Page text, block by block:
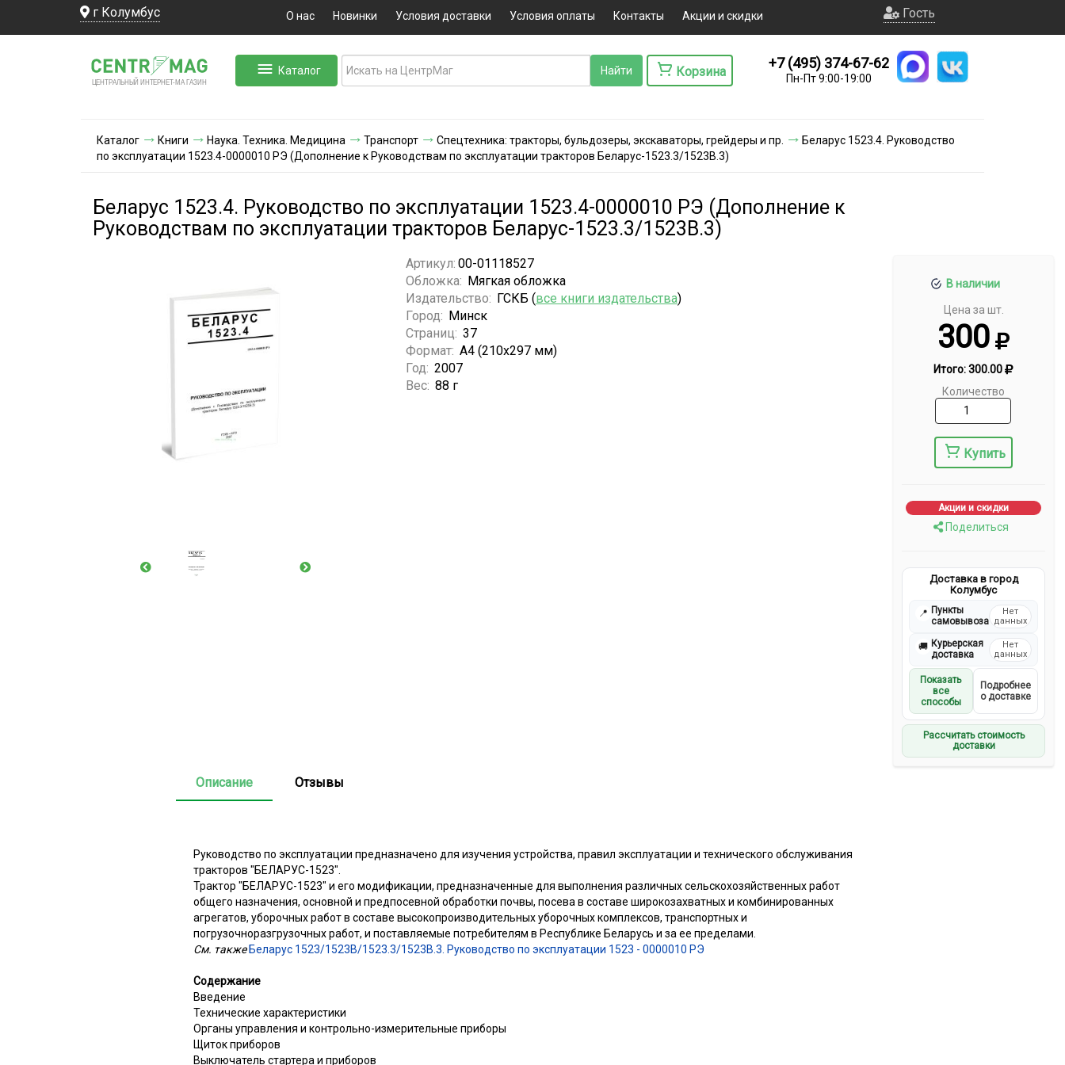
г Колумбус О нас Новинки Условия доставки Условия оплаты Контакты Акции и скидки Гость
ЦЕНТРАЛЬНЫЙ ИНТЕРНЕТ-МА ГАЗИН
Каталог Корзина
+7 (495) 374-67-62
Пн-Пт 9:00-19:00
Каталог Книги Наука. Техника. Медицина Транспорт Спецтехника: тракторы, бульдозеры, экскаваторы, грейдеры и пр.
Беларус 1523.4. Руководство
по эксплуатации 1523.4-0000010 РЭ (Дополнение к Руководствам по эксплуатации тракторов Беларус-1523.3/1523В.3)
Беларус 1523.4. Руководство по эксплуатации 1523.4-0000010 РЭ (Дополнение к
Руководствам по эксплуатации тракторов Беларус-1523.3/1523В.3)
В наличии
Цена за шт.
300
Итого:300.00
Количество
Купить
Акции и скидки
Поделиться
Доставка в город
Колумбус
📍 Пункты
самовывоза
Нет
данных
🚚 Курьерская
доставка
Нет
данных
Показать
все
способы
Подробнее
о доставке
Рассчитать стоимость
доставки
Артикул: 00-01118527
Обложка: Мягкая обложка
Издательство: ГСКБ (все книги издательства)
Город: Минск
Страниц: 37
Формат: А4 (210х297 мм)
Год: 2007
Вес: 88 г
Описание Отзывы
Руководство по эксплуатации предназначено для изучения устройства, правил эксплуатации и технического обслуживания
тракторов "БЕЛАРУС-1523".
Трактор "БЕЛАРУС-1523" и его модификации, предназначенные для выполнения различных сельскохозяйственных работ
общего назначения, основной и предпосевной обработки почвы, посева в составе широкозахватных и комбинированных
агрегатов, уборочных работ в составе высокопроизводительных уборочных комплексов, транспортных и
погрузочноразгрузочных работ, и поставляемые потребителям в Республике Беларусь и за ее пределами.
См. такжеБеларус 1523/1523В/1523.3/1523В.3. Руководство по эксплуатации 1523 - 0000010 РЭ
Содержание
Введение
Технические характеристики
Органы управления и контрольно-измерительные приборы
Щиток приборов
Выключатель стартера и приборов